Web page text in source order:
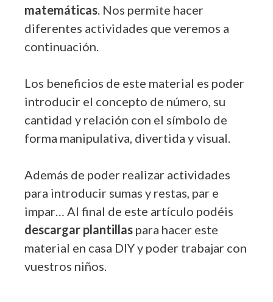
matemáticas. Nos permite hacer
diferentes actividades que veremos a
continuación.
Los beneficios de este material es poder
introducir el concepto de número, su
cantidad y relación con el símbolo de
forma manipulativa, divertida y visual.
Además de poder realizar actividades
para introducir sumas y restas, par e
impar… Al final de este artículo podéis
descargar plantillas para hacer este
material en casa DIY y poder trabajar con
vuestros niños.